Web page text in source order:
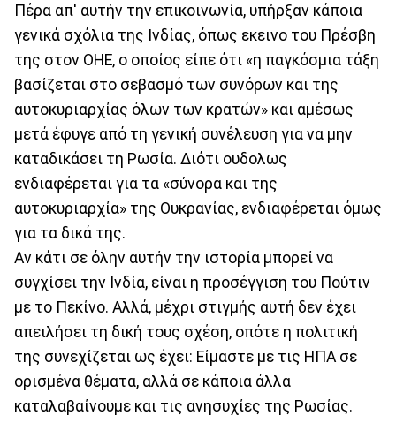
Πέρα απ' αυτήν την επικοινωνία, υπήρξαν κάποια
γενικά σχόλια της Ινδίας, όπως εκεινο του Πρέσβη
της στον ΟΗΕ, ο οποίος είπε ότι «η παγκόσμια τάξη
βασίζεται στο σεβασμό των συνόρων και της
αυτοκυριαρχίας όλων των κρατών» και αμέσως
μετά έφυγε από τη γενική συνέλευση για να μην
καταδικάσει τη Ρωσία. Διότι ουδολως
ενδιαφέρεται για τα «σύνορα και της
αυτοκυριαρχία» της Ουκρανίας, ενδιαφέρεται όμως
για τα δικά της.
Αν κάτι σε όλην αυτήν την ιστορία μπορεί να
συγχίσει την Ινδία, είναι η προσέγγιση του Πούτιν
με το Πεκίνο. Αλλά, μέχρι στιγμής αυτή δεν έχει
απειλήσει τη δική τους σχέση, οπότε η πολιτική
της συνεχίζεται ως έχει: Είμαστε με τις ΗΠΑ σε
ορισμένα θέματα, αλλά σε κάποια άλλα
καταλαβαίνουμε και τις ανησυχίες της Ρωσίας.